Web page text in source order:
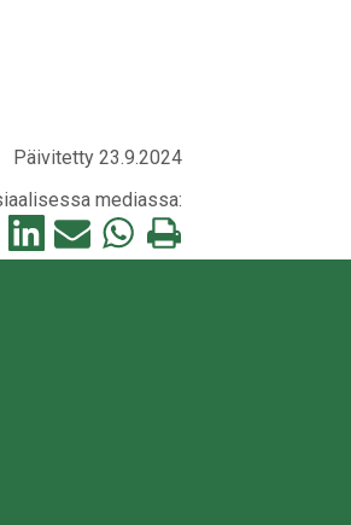
Päivitetty 23.9.2024
mediassa:
Jaa
tämä
Jaa
tämä
Jaa
tämä
Tulosta
tämä